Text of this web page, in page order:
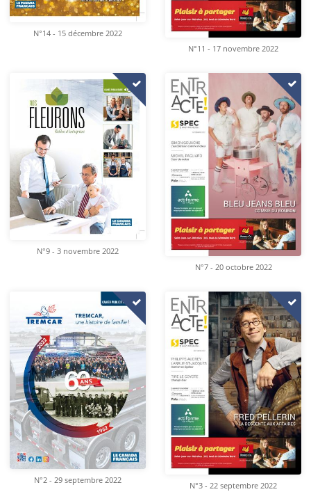
N°14 - 15 décembre 2022
N°11 - 17 novembre 2022
N°9 - 3 novembre 2022
N°7 - 20 octobre 2022
N°2 - 29 septembre 2022
N°3 - 22 septembre 2022